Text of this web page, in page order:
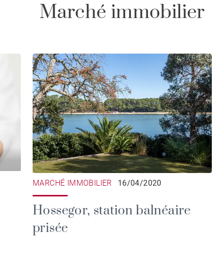
Marché immobilier
MARCHÉ IMMOBILIER 16/04/2020
Hossegor, station balnéaire
prisée